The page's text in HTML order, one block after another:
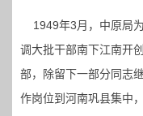
1949年3月，中原局
调大批干部南下江南开
部，除留下一部分同志
作岗位到河南巩县集中